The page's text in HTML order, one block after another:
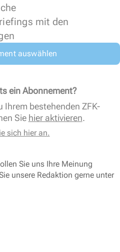
mit den
auswählen
ein Abonnement?
Ihrem bestehenden ZFK-
Sie hier aktivieren.
sich hier an.
Sie uns Ihre Meinung
unsere Redaktion gerne unter